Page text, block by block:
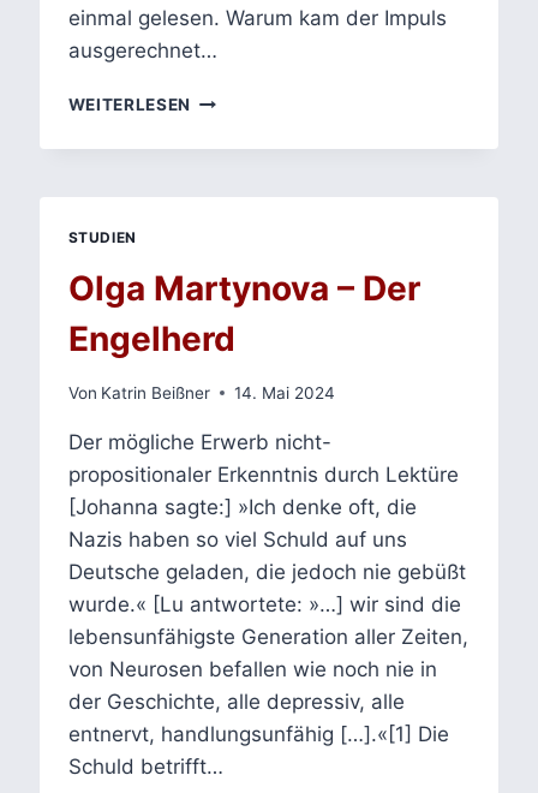
einmal gelesen. Warum kam der Impuls
ausgerechnet…
WEITERLESEN NO
ICH
GEWALT
UND
SOLIDARITÄT
STUDIEN
Olga Martynova – Der
Engelherd
Von Katrin Beißner 14. Mai 2024
Der mögliche Erwerb nicht-
propositionaler Erkenntnis durch Lektüre
[Johanna sagte:] »Ich denke oft, die
Nazis haben so viel Schuld auf uns
Deutsche geladen, die jedoch nie gebüßt
wurde.« [Lu antwortete: »…] wir sind die
lebensunfähigste Generation aller Zeiten,
von Neurosen befallen wie noch nie in
der Geschichte, alle depressiv, alle
entnervt, handlungsunfähig […].«[1] Die
Schuld betrifft…